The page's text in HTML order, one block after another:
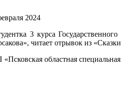
2024
3 курса
читает отрывок из
областная